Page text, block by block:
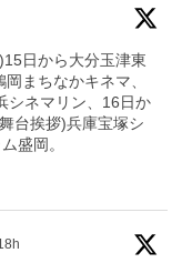
日から大分玉津東
まちなかキネマ、
シネマリン、16日か
台挨拶)兵庫宝塚シ
盛岡。